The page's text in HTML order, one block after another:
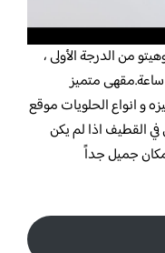
من الدرجة الأولى ،
وأفضل ما في ذلك أنه مفتوح على مدار 24 ساعة.مقهى متميز
و انواع الحلويات موقع
القطيف اذا لم يكن
جميل جداً